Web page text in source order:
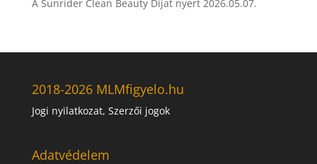
A Sunrider Clean Beauty Díjat nyert 2026.05.07.
2018-2026 MLMfigyelo.hu
Jogi nyilatkozat, Szerzői jogok
Adatvédelem